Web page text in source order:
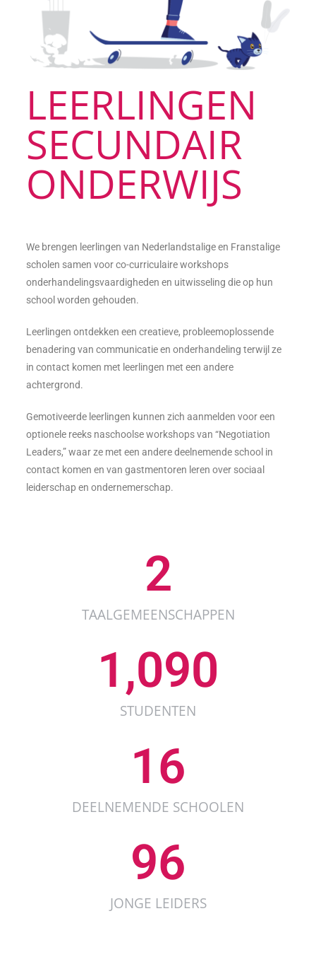
LEERLINGEN
SECUNDAIR
ONDERWIJS
We brengen leerlingen van Nederlandstalige en Franstalige
scholen samen voor co-curriculaire workshops
onderhandelingsvaardigheden en uitwisseling die op hun
school worden gehouden.
Leerlingen ontdekken een creatieve, probleemoplossende
benadering van communicatie en onderhandeling terwijl ze
in contact komen met leerlingen met een andere
achtergrond.
Gemotiveerde leerlingen kunnen zich aanmelden voor een
optionele reeks naschoolse workshops van “Negotiation
Leaders,” waar ze met een andere deelnemende school in
contact komen en van gastmentoren leren over sociaal
leiderschap en ondernemerschap.
TAALGEMEENSCHAPPEN
2
STUDENTEN
1,090
DEELNEMENDE SCHOOLEN
16
JONGE LEIDERS
96